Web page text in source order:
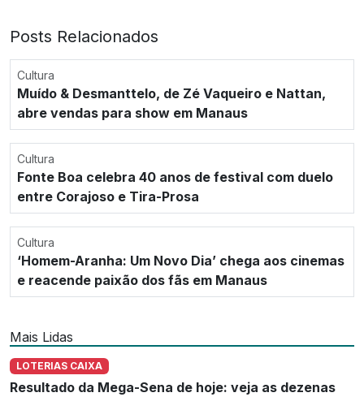
Posts Relacionados
Cultura
Muído & Desmanttelo, de Zé Vaqueiro e Nattan,
abre vendas para show em Manaus
Cultura
Fonte Boa celebra 40 anos de festival com duelo
entre Corajoso e Tira-Prosa
Cultura
‘Homem-Aranha: Um Novo Dia’ chega aos cinemas
e reacende paixão dos fãs em Manaus
Mais Lidas
LOTERIAS CAIXA
Resultado da Mega-Sena de hoje: veja as dezenas